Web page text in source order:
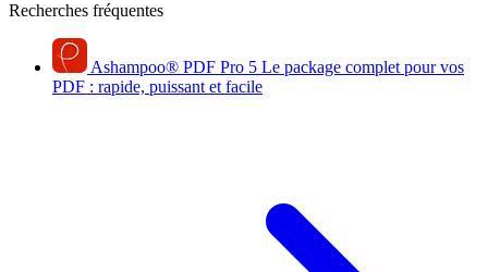
Recherches fréquentes
Ashampoo® PDF Pro 5 Le package complet pour vos
PDF : rapide, puissant et facile